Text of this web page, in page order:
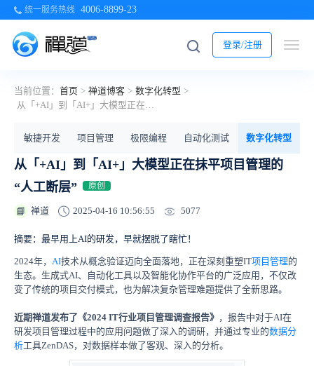
统一服务热线 4006-8899-23
登录/注册
当前位置： 首页 > 禅道博客 > 数字化转型 >
从「+AI」到「AI+」大模型正在抹平项目管理的“人工断层”
敏捷开发 项目管理 极限编程 自动化测试 数字化转型
从「+AI」到「AI+」大模型正在抹平项目管理的
“人工断层”
原创
📘 禅道 2025-04-16 10:56:55 5077
摘要：最早用上AI的研发，早就摆脱了瞎忙！
2024年， AI技术从概念验证迈向全面落地，正在深刻重塑IT项目管理的
生态。生成式AI、自动化工具以及智能化协作平台的广泛应用，不仅改
变了传统的项目交付模式，也为解决复杂管理难题提供了全新思路。
近期禅道发布了《2024 IT行业项目管理调查报告》 ，报告中对于AI在
研发项目管理过程中的应用问题做了深入的调研，并通过专业的数据分
析工具ZenDAS，对数据样本做了客观、深入的分析。